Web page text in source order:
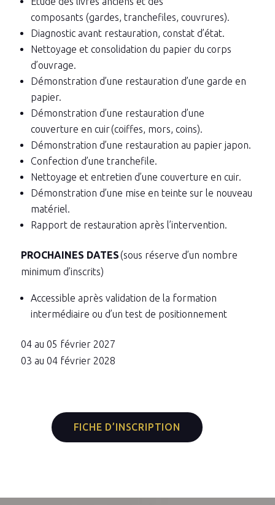
composants (gardes, tranchefiles, couvrures).
Diagnostic avant restauration, constat d’état.
Nettoyage et consolidation du papier du corps
d’ouvrage.
Démonstration d’une restauration d’une garde en
papier.
Démonstration d’une restauration d’une
couverture en cuir (coiffes, mors, coins).
Démonstration d’une restauration au papier japon.
Confection d’une tranchefile.
Nettoyage et entretien d’une couverture en cuir.
Démonstration d’une mise en teinte sur le nouveau
matériel.
Rapport de restauration après l’intervention.
PROCHAINES DATES(sous réserve d’un nombre
minimum d’inscrits)
Accessible après validation de la formation
intermédiaire ou d’un test de positionnement
04 au 05 février 2027
03 au 04 février 2028
FICHE D’INSCRIPTION